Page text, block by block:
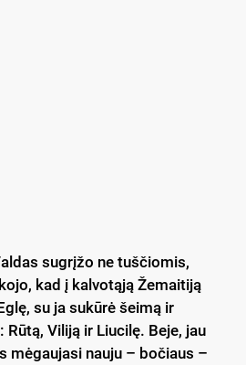
sugrįžo ne tuščiomis,
kad į kalvotąją Žemaitiją
su ja sukūrė šeimą ir
Viliją ir Liucilę. Beje, jau
mėgaujasi nauju – bočiaus –